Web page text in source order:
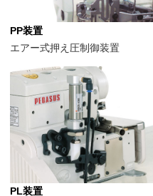
PP装置
エアー式押え圧制御装置
PL装置